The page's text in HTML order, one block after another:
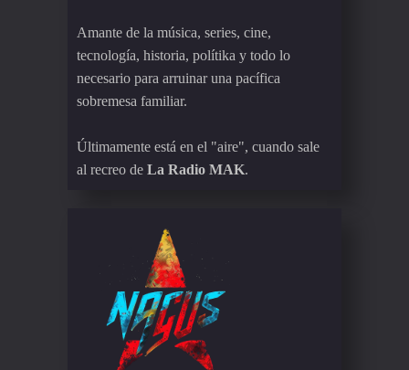
Amante de la música, series, cine,
tecnología, historia, polítika y todo lo
necesario para arruinar una pacífica
sobremesa familiar.
Últimamente está en el "aire", cuando sale
al recreo de La Radio MAK.